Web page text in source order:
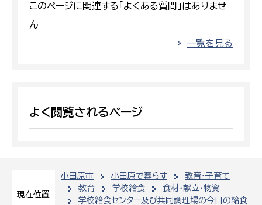
現在位置
小田原市 小田原で暮らす
教育・子育て
教育
学校給食
食材・献立・物資
学校給食センター及び共同調理場の今日の給食
このページに関連する「よくある質問」はありませ
ん
一覧を見る
よく閲覧されるページ